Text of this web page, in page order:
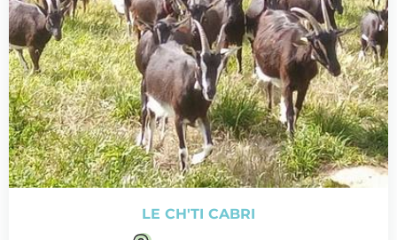
LE CH'TI CABRI